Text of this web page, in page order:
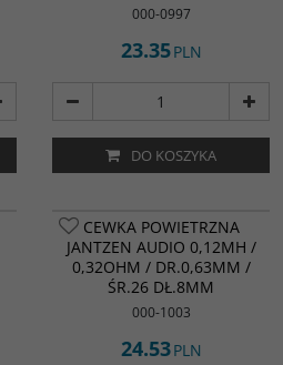
000-0997
23.35PLN
DO KOSZYKA
CEWKA POWIETRZNA
JANTZEN AUDIO 0,12MH /
0,32OHM / DR.0,63MM /
ŚR.26 DŁ.8MM
000-1003
24.53PLN